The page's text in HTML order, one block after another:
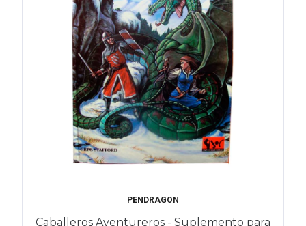
PENDRAGON
Caballeros Aventureros - Suplemento para